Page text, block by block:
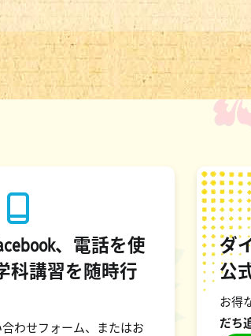
、電話を使
科講習を随時行
わせフォーム、またはお
ダ
公
お得
だち